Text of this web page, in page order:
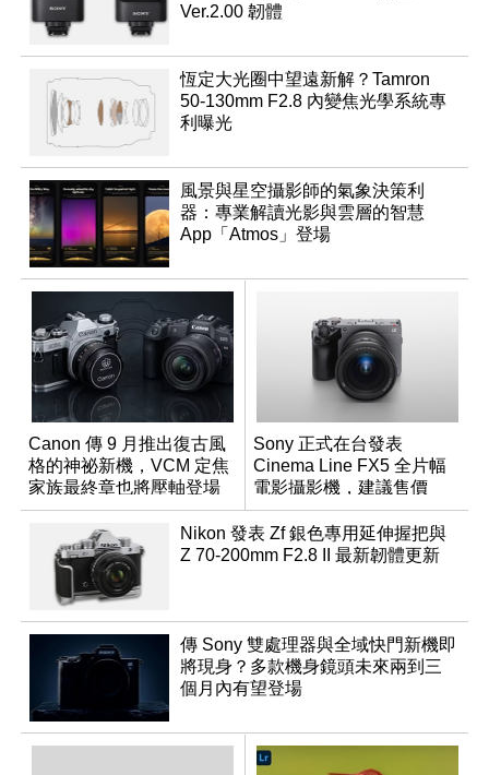
Ver.2.00 韌體
恆定大光圈中望遠新解？Tamron
50-130mm F2.8 內變焦光學系統專
利曝光
風景與星空攝影師的氣象決策利
器：專業解讀光影與雲層的智慧
App「Atmos」登場
Canon 傳 9 月推出復古風
格的神祕新機，VCM 定焦
家族最終章也將壓軸登場
Sony 正式在台發表
Cinema Line FX5 全片幅
電影攝影機，建議售價
NT$144,980
Nikon 發表 Zf 銀色專用延伸握把與
Z 70-200mm F2.8 II 最新韌體更新
傳 Sony 雙處理器與全域快門新機即
將現身？多款機身鏡頭未來兩到三
個月內有望登場